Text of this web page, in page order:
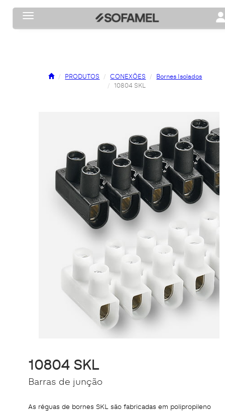
Toggle navigation
PRODUTOS CONEXÕES
Bornes Isolados
10804 SKL
10804 SKL
Barras de junção
As réguas de bornes SKL são fabricadas em polipropileno